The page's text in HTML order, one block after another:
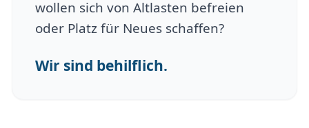
wollen sich von Altlasten befreien
oder Platz für Neues schaffen?
Wir sind behilflich.